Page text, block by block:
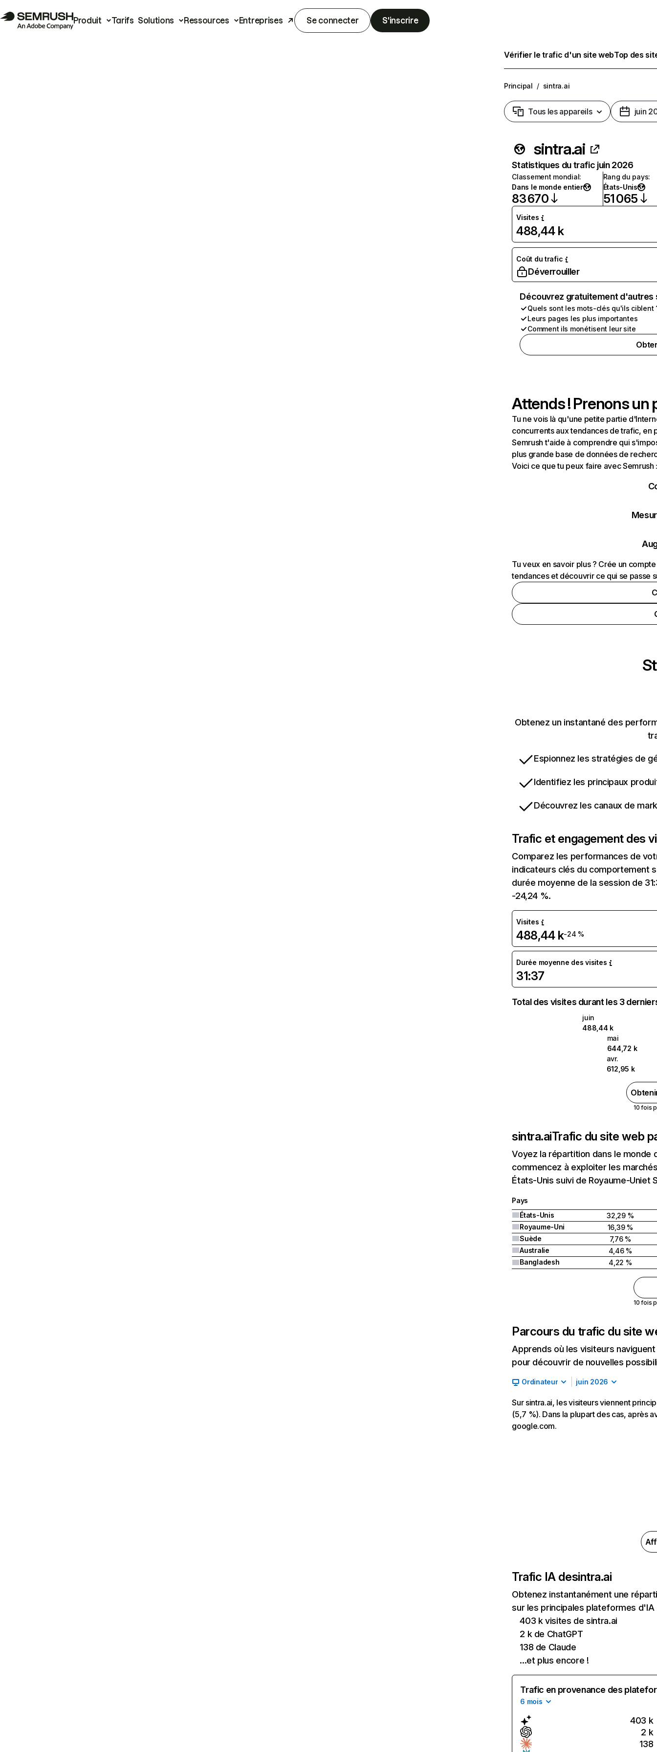
Produit Tarifs Solutions Ressources Entreprises Se connecter S'inscrire
Vérifier le trafic d'un site webTop des
Principal / sintra.ai
Tous les appareils juin
sintra.ai
Statistiques du trafic juin 2026
Classement mondial:
Dans le monde entier
83 670
Rang du pays:
États-Unis
51 065
Visites
488,44 k
Coût du trafic
Déverrouiller
Découvrez gratuitement
Quels sont les mots-clés qu'ils ciblent
Leurs pages les plus importantes
Comment ils monétisent leur site
Attends ! Prenons un
Tu ne vois là qu'une petite partie
concurrents aux tendances de trafic, en
Semrush t'aide à comprendre qui
plus grande base de données de
Voici ce que tu peux faire avec Semrush
Tu veux en savoir plus ? Crée un
tendances et découvrir ce qui se passe
Obtenez un instantané des
Espionnez les stratégies de
Identifiez les principaux
Découvrez les canaux de
Trafic et engagement des
Comparez les performances de
indicateurs clés du comportement
durée moyenne de la session de
-24,24 %.
Visites
488,44 k-24 %
Durée moyenne des visites
31:37
Total des visites durant les 3
juin
488,44 k
mai
644,72 k
avr.
612,95 k
10 fois
sintra.aiTrafic du site web
Voyez la répartition dans le
commencez à exploiter les
États-Unis suivi de Royaume-Uniet
Pays
États-Unis
32,29 %
Royaume-Uni
16,39 %
Suède
7,76 %
Australie
4,46 %
Bangladesh
4,22 %
10 fois
Parcours du trafic du site
Apprends où les visiteurs
pour découvrir de nouvelles
Ordinateur juin 2026
Sur sintra.ai, les visiteurs viennent
(5,7 %). Dans la plupart des cas, après
google.com.
Trafic IA desintra.ai
Obtenez instantanément une
sur les principales plateformes d'IA
403 k visites de sintra.ai
2 k de ChatGPT
138 de Claude
...et plus encore !
Trafic en provenance des
6 mois
403 k
2 k
138